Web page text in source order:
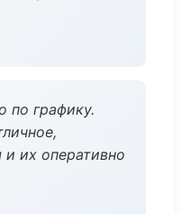
по графику.
их оперативно